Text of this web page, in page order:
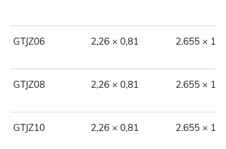
GTJZ06 2,26 × 0,81 2.655 ×
GTJZ08 2,26 × 0,81 2.655 ×
GTJZ10 2,26 × 0,81 2.655 ×